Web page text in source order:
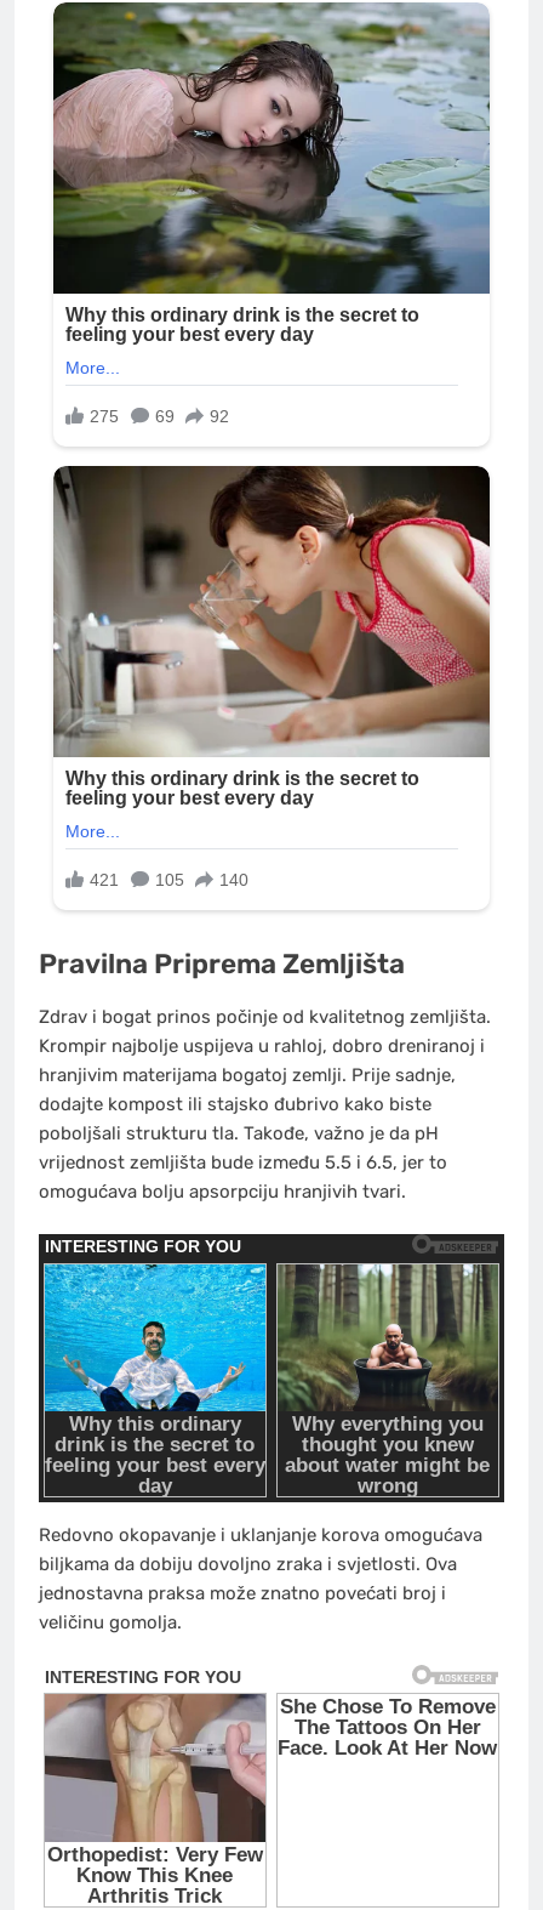
Pravilna Priprema Zemljišta
Zdrav i bogat prinos počinje od kvalitetnog zemljišta.
Krompir najbolje uspijeva u rahloj, dobro dreniranoj i
hranjivim materijama bogatoj zemlji. Prije sadnje,
dodajte kompost ili stajsko đubrivo kako biste
poboljšali strukturu tla. Takođe, važno je da pH
vrijednost zemljišta bude između 5.5 i 6.5, jer to
omogućava bolju apsorpciju hranjivih tvari.
Redovno okopavanje i uklanjanje korova omogućava
biljkama da dobiju dovoljno zraka i svjetlosti. Ova
jednostavna praksa može znatno povećati broj i
veličinu gomolja.